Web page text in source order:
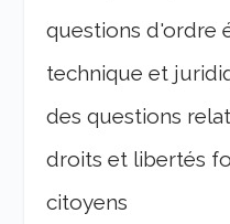
questions d'ordre
technique et
des questions
droits et libertés
citoyens